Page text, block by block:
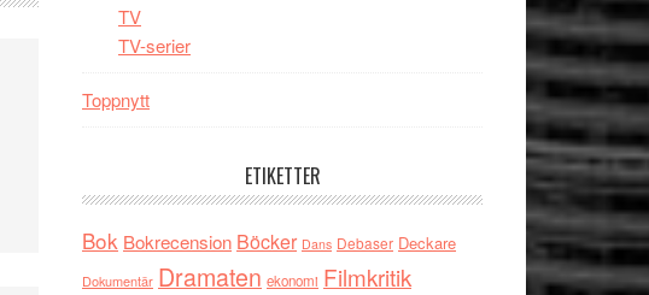
TV
TV-serier
Toppnytt
ETIKETTER
Bok Bokrecension Böcker Dans Debaser Deckare
Dokumentär Dramaten ekonomi Filmkritik